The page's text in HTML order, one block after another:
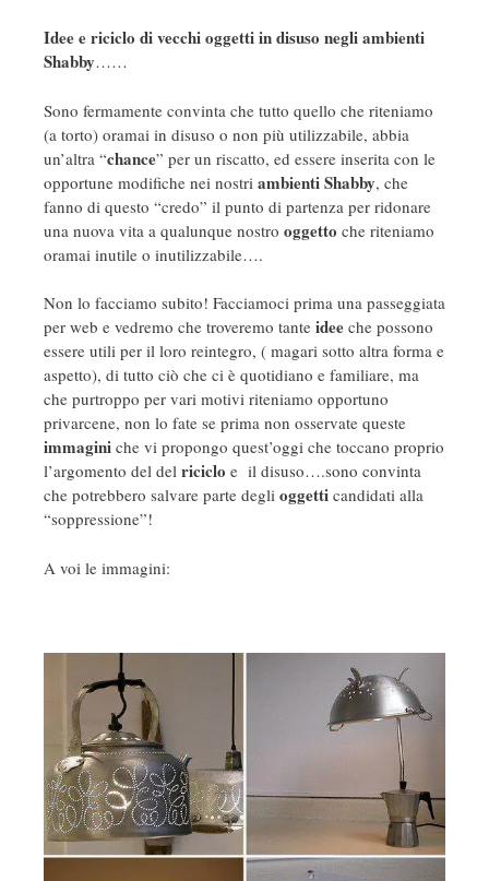
Idee e riciclo di vecchi oggetti in disuso negli ambienti
Shabby……
Sono fermamente convinta che tutto quello che riteniamo
(a torto) oramai in disuso o non più utilizzabile, abbia
un’altra “chance” per un riscatto, ed essere inserita con le
opportune modifiche nei nostri ambienti Shabby, che
fanno di questo “credo” il punto di partenza per ridonare
una nuova vita a qualunque nostro oggetto che riteniamo
oramai inutile o inutilizzabile….
Non lo facciamo subito! Facciamoci prima una passeggiata
per web e vedremo che troveremo tante idee che possono
essere utili per il loro reintegro, ( magari sotto altra forma e
aspetto), di tutto ciò che ci è quotidiano e familiare, ma
che purtroppo per vari motivi riteniamo opportuno
privarcene, non lo fate se prima non osservate queste
immagini che vi propongo quest’oggi che toccano proprio
l’argomento del del riciclo e il disuso….sono convinta
che potrebbero salvare parte degli oggetti candidati alla
“soppressione”!
A voi le immagini: